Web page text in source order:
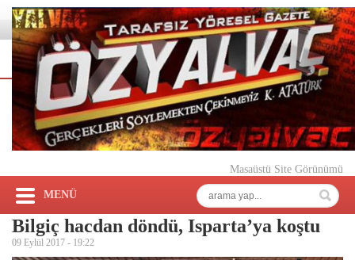
Masaüstü Site Görünümü
MENÜ
Bilgiç hacdan döndü, Isparta’ya koştu
09 Eylül 2017 - 19:22